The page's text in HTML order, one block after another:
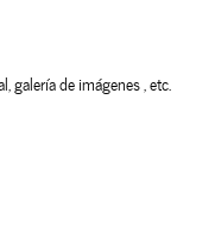
galería de imágenes , etc.